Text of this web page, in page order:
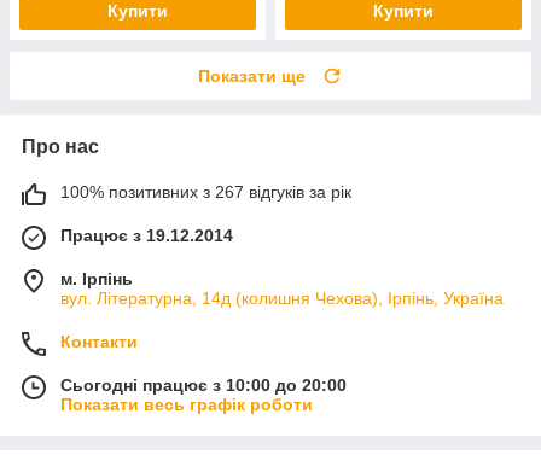
Купити Купити
Показати ще
Про нас
100% позитивних з 267 відгуків за рік
Працює з 19.12.2014
м. Ірпінь
вул. Літературна, 14д (колишня Чехова), Ірпінь, Україна
Контакти
Сьогодні працює з 10:00 до 20:00
Показати весь графік роботи